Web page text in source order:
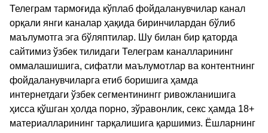
Телеграм тармоғида кўплаб фойдаланувчилар канал
орқали янги каналар ҳақида биринчилардан бўлиб
маълумотга эга бўляптилар. Шу билан бир қаторда
сайтимиз ўзбек тилидаги Телеграм каналларининг
оммалашишига, сифатли маълумотлар ва контентнинг
фойдаланувчиларга етиб боришига ҳамда
интернетдаги ўзбек сегментинингг ривожланишига
ҳисса қўшган ҳолда порно, зўравонлик, секс ҳамда 18+
материалларининг тарқалишига қаршимиз. Ёшларнинг